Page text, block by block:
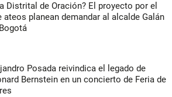
Distrital de Oración? El proyecto por el
ateos planean demandar al alcalde Galán
Posada reivindica el legado de
Bernstein en un concierto de Feria de